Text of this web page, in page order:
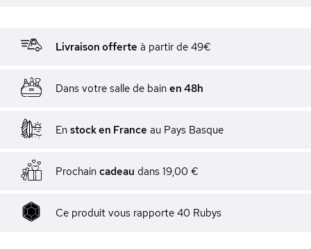
Livraison offerte à partir de 49€
Dans votre salle de bain en 48h
En stock en France au Pays Basque
Prochain cadeau dans 19,00 €
Ce produit vous rapporte 40 Rubys